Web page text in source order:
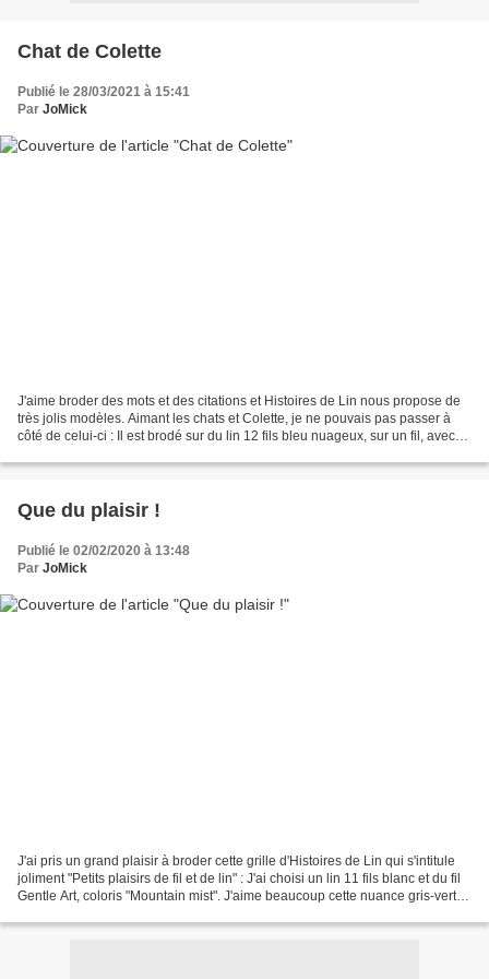
Chat de Colette
Publié le 28/03/2021 à 15:41
Par JoMick
J'aime broder des mots et des citations et Histoires de Lin nous propose de
très jolis modèles. Aimant les chats et Colette, je ne pouvais pas passer à
côté de celui-ci : Il est brodé sur du lin 12 fils bleu nuageux, sur un fil, avec
Que du plaisir !
Publié le 02/02/2020 à 13:48
Par JoMick
J'ai pris un grand plaisir à broder cette grille d'Histoires de Lin qui s'intitule
joliment "Petits plaisirs de fil et de lin" : J'ai choisi un lin 11 fils blanc et du fil
Gentle Art, coloris "Mountain mist". J'aime beaucoup cette nuance gris-vert.